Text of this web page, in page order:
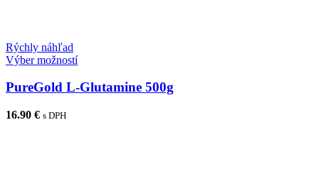
Rýchly náhľad
Výber možnostíTento
má
PureGold L-Glutamine 500g
16.90 € s DPH